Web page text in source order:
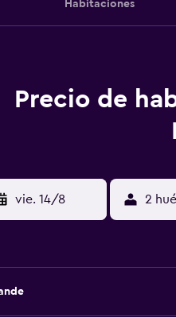
Habitaciones
Precio de
vie. 14/8 2